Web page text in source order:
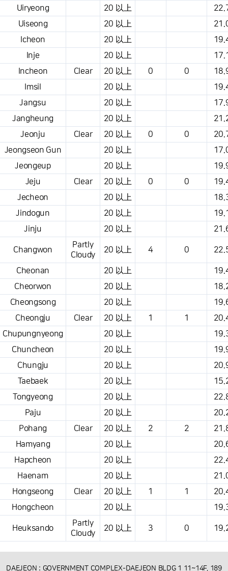
Uiryeong
20 以上
Uiseong
20 以上
Icheon
20 以上
Inje
20 以上
Incheon
Clear 20 以上 0 0
Imsil
20 以上
Jangsu
20 以上
Jangheung
20 以上
Jeonju
Clear 20 以上 0 0
Jeongseon Gun
20 以上
Jeongeup
20 以上
Jeju
Clear 20 以上 0 0
Jecheon
20 以上
Jindogun
20 以上
Jinju
20 以上
Changwon
Partly
Cloudy
20 以上 4 0
Cheonan 20 以上
Cheorwon
20 以上
Cheongsong
20 以上
Cheongju
Clear 20 以上 1 1
Chupungnyeong
20 以上
Chuncheon
20 以上
Chungju
20 以上
Taebaek
20 以上
Tongyeong
20 以上
Paju
20 以上
Pohang
Clear 20 以上 2 2
Hamyang
20 以上
Hapcheon
20 以上
Haenam
20 以上
Hongseong
Clear 20 以上 1 1
Hongcheon
20 以上
Heuksando
Partly
Cloudy
20 以上 3 0
DAEJEON : GOVERNMENT COMPLEX-DAEJEON BLDG 1 11~14F, 189